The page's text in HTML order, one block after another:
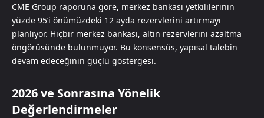
CME Group raporuna göre, merkez bankası yetkililerinin
yüzde 95’i önümüzdeki 12 ayda rezervlerini artırmayı
planlıyor. Hiçbir merkez bankası, altın rezervlerini azaltma
öngörüsünde bulunmuyor. Bu konsensüs, yapısal talebin
devam edeceğinin güçlü göstergesi.
2026 ve Sonrasına Yönelik
Değerlendirmeler